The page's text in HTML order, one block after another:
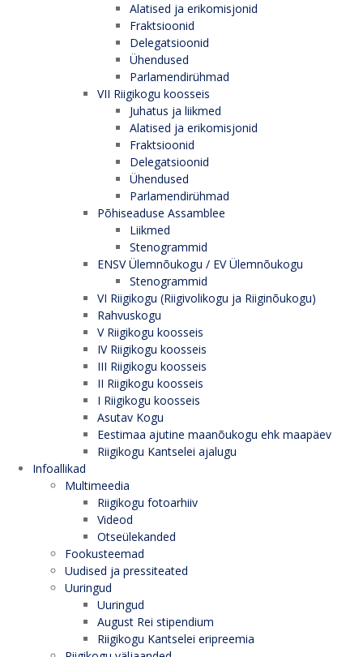
Alatised ja erikomisjonid
Fraktsioonid
Delegatsioonid
Ühendused
Parlamendirühmad
VII Riigikogu koosseis
Juhatus ja liikmed
Alatised ja erikomisjonid
Fraktsioonid
Delegatsioonid
Ühendused
Parlamendirühmad
Põhiseaduse Assamblee
Liikmed
Stenogrammid
ENSV Ülemnõukogu / EV Ülemnõukogu
Stenogrammid
VI Riigikogu (Riigivolikogu ja Riiginõukogu)
Rahvuskogu
V Riigikogu koosseis
IV Riigikogu koosseis
III Riigikogu koosseis
II Riigikogu koosseis
I Riigikogu koosseis
Asutav Kogu
Eestimaa ajutine maanõukogu ehk maapäev
Riigikogu Kantselei ajalugu
Infoallikad
Multimeedia
Riigikogu fotoarhiiv
Videod
Otseülekanded
Fookusteemad
Uudised ja pressiteated
Uuringud
Uuringud
August Rei stipendium
Riigikogu Kantselei eripreemia